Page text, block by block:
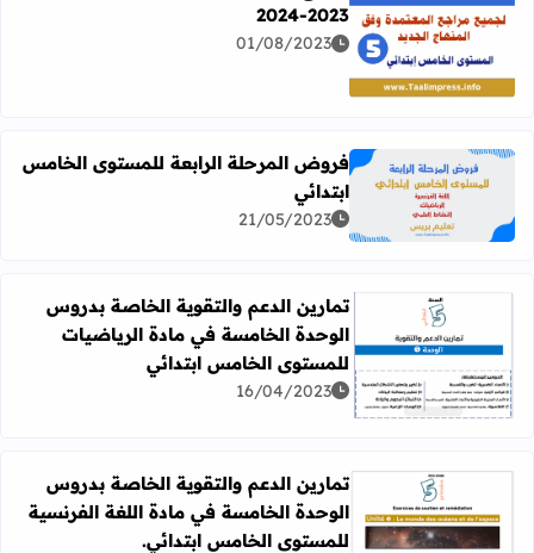
اقرأ المزيد عن توازيع سنوية المستوى الخامس طبعة 2023-2024
2023-2024
01/08/2023
اقرأ المزيد عن فروض المرحلة الرابعة للمستوى الخامس
فروض المرحلة الرابعة للمستوى الخامس
ابتدائي
21/05/2023
اقرأ المزيد عن تمارين الدعم والتقوية الخاصة بدروس
تمارين الدعم والتقوية الخاصة بدروس
الوحدة الخامسة في مادة الرياضيات
للمستوى الخامس ابتدائي
16/04/2023
اقرأ المزيد عن تمارين الدعم والتقوية الخاصة بدروس
تمارين الدعم والتقوية الخاصة بدروس
الوحدة الخامسة في مادة اللغة الفرنسية
للمستوى الخامس ابتدائي.